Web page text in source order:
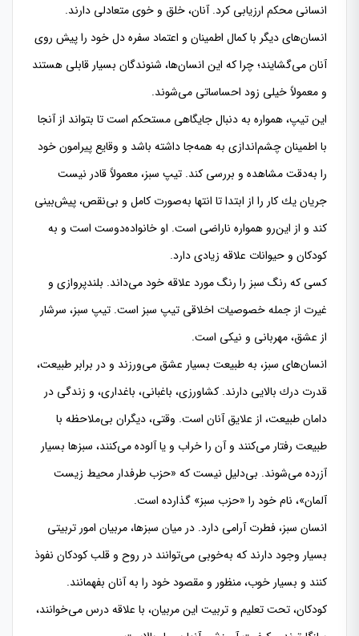
انسانی محكم ارزیابی كرد. آنان، خلق و خوی متعادلی دارند.
انسان‌های دیگر با كمال اطمینان و اعتماد سفره دل خود را پیش روی
آنان می‌گشایند؛ چرا كه این انسان‌ها، شنوندگان بسیار قابلی هستند
و معمولاً خیلی زود احساساتی می‌شوند.
این تیپ، همواره به دنبال جایگاهی مستحكم است تا بتواند از آنجا
با اطمینان چشم‌اندازی به همه‌جا داشته باشد و وقایع پیرامون خود
را به‌دقت مشاهده و بررسی كند. تیپ سبز، معمولاً قادر نیست
جریان یك كار را از ابتدا تا انتها به‌صورت كامل و بی‌نقص، پیش‌بینی
كند و از این‌رو همواره ناراضی است. او خانواده‌دوست است و به
كودكان و حیوانات علاقه زیادی دارد.
كسی كه رنگ سبز را رنگ مورد علاقه خود می‌داند. بلندپروازی و
غیرت از جمله خصوصیات اخلاقی تیپ سبز است. تیپ سبز، سرشار
از عشق، مهربانی و نیكی است.
انسان‌های سبز، به طبیعت بسیار عشق می‌ورزند و در برابر طبیعت،
قدرت درك بالایی دارند. كشاورزی، باغبانی، باغداری، و زندگی در
دامان طبیعت، از علایق آنان است. وقتی، دیگران بی‌ملاحظه با
طبیعت رفتار می‌كنند و آن را خراب و یا آلوده می‌كنند، سبزها بسیار
آزرده می‌شوند. بی‌دلیل نیست كه «حزب طرفدار محیط زیست
آلمان»، نام خود را «حزب سبز» گذارده است.
انسان سبز، فطرت آرامی دارد. در میان سبزها، مربیان امور تربیتی
بسیار وجود دارند كه به‌خوبی می‌توانند در روح و قلب كودكان نفوذ
كنند و بسیار خوب، منظور و مقصود خود را به آنان بفهمانند.
كودكان، تحت تعلیم و تربیت این مربیان، با علاقه درس می‌خوانند،